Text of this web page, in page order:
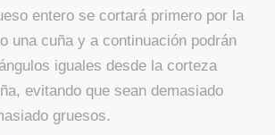
entero se cortará primero por la
una cuña y a continuación podrán
iguales desde la corteza
evitando que sean demasiado
gruesos.